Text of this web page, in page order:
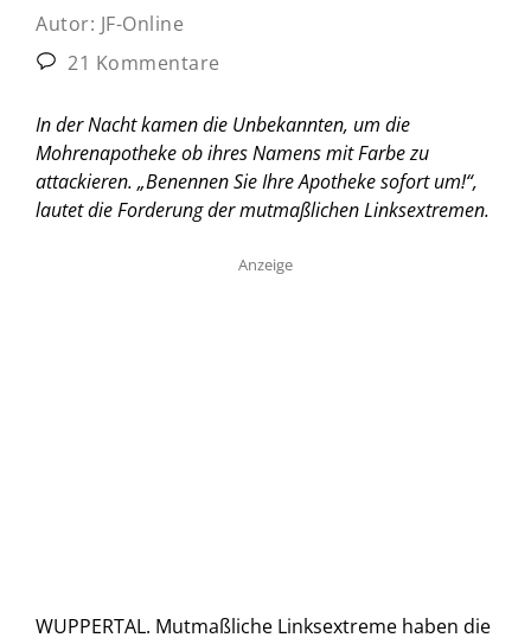
Autor: JF-Online
21 Kommentare
In der Nacht kamen die Unbekannten, um die
Mohrenapotheke ob ihres Namens mit Farbe zu
attackieren. „Benennen Sie Ihre Apotheke sofort um!“,
lautet die Forderung der mutmaßlichen Linksextremen.
Anzeige
WUPPERTAL. Mutmaßliche Linksextreme haben die